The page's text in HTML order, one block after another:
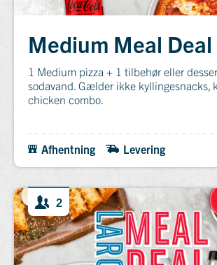
Medium Meal Deal
1 Medium pizza + 1 tilbehør eller
sodavand. Gælder ikke kyllingesnacks,
chicken combo.
Afhentning Levering
2